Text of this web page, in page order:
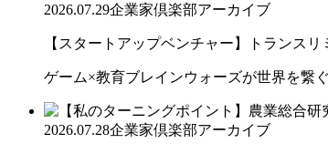
2026.07.29企業家倶楽部アーカイブ
【スタートアップベンチャー】トランス
ゲーム×教育ブレインウォーズが世界を繋ぐ
2026.07.28企業家倶楽部アーカイブ